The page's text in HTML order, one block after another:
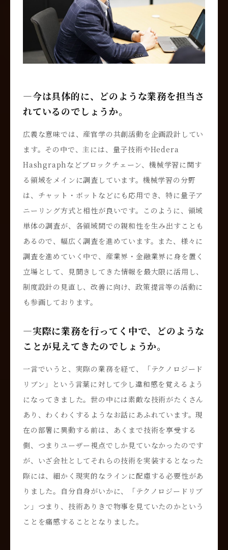
―今は具体的に、どのような業務を担当さ
れているのでしょうか。
広義な意味では、産官学の共創活動を企画設計してい
ます。その中で、主には、量子技術やHedera
Hashgraphなどブロックチェーン、機械学習に関す
る領域をメインに調査しています。機械学習の分野
は、チャット・ボットなどにも応用でき、特に量子ア
ニーリング方式と相性が良いです。このように、領域
単体の調査が、各領域間での親和性を生み出すことも
あるので、幅広く調査を進めています。また、様々に
調査を進めていく中で、産業界・金融業界に身を置く
立場として、見聞きしてきた情報を最大限に活用し、
制度設計の見直し、改善に向け、政策提言等の活動に
も参画しております。
―実際に業務を行ってく中で、どのような
ことが見えてきたのでしょうか。
一言でいうと、実際の業務を経て、「テクノロジード
リブン」という言葉に対して少し違和感を覚えるよう
になってきました。世の中には素敵な技術がたくさん
あり、わくわくするようなお話にあふれています。現
在の部署に異動する前は、あくまで技術を享受する
側、つまりユーザー視点でしか見ていなかったのです
が、いざ会社としてそれらの技術を実装するとなった
際には、細かく現実的なラインに配慮する必要性があ
りました。自分自身がいかに、「テクノロジードリブ
ン」つまり、技術ありきで物事を見ていたのかという
ことを痛感することとなりました。